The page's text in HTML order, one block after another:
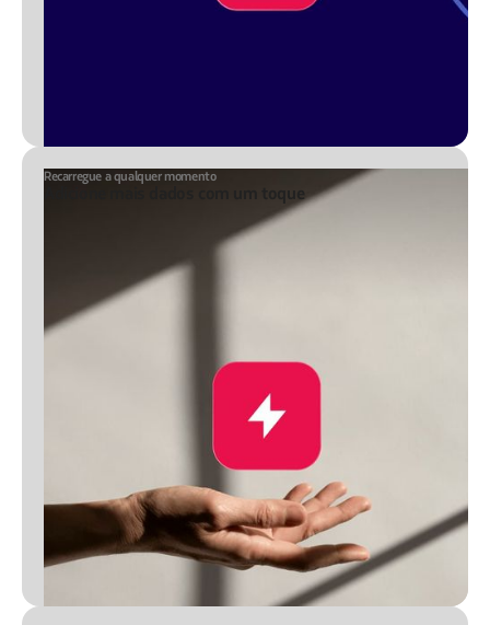
Recarregue a qualquer momento
Adicione mais dados com um toque